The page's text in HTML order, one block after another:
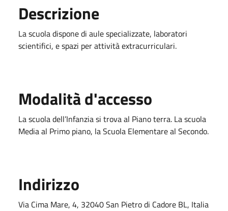
Descrizione
La scuola dispone di aule specializzate, laboratori
scientifici, e spazi per attività extracurriculari.
Modalità d'accesso
La scuola dell’Infanzia si trova al Piano terra. La scuola
Media al Primo piano, la Scuola Elementare al Secondo.
Indirizzo
Via Cima Mare, 4, 32040 San Pietro di Cadore BL, Italia